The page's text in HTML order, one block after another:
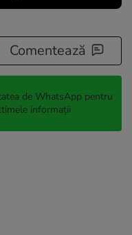
Comentează
de WhatsApp pentru
informații